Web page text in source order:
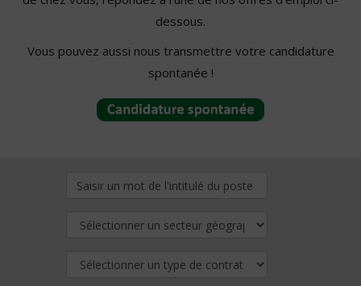
dessous.
Vous pouvez aussi nous transmettre votre candidature
spontanée !